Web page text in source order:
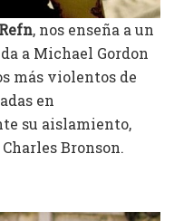
, nos enseña a un
a Michael Gordon
más violentos de
en
su aislamiento,
Bronson.